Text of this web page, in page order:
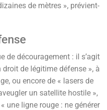
de mètres », prévient-
de découragement : il s’agit
de légitime défense », à
ou encore de « lasers de
un satellite hostile »,
une ligne rouge : ne générer